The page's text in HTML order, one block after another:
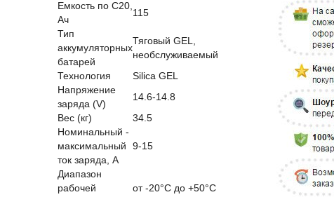
Емкость по С20,
Ач
115
Тип
аккумуляторных
батарей
Тяговый GEL,
необслуживаемый
Технология
Silica GEL
Напряжение
заряда (V)
14.6-14.8
Вес (кг)
34.5
Номинальный -
максимальный
ток заряда, А
9-15
Диапазон
рабочей
от -20°С до +50°С